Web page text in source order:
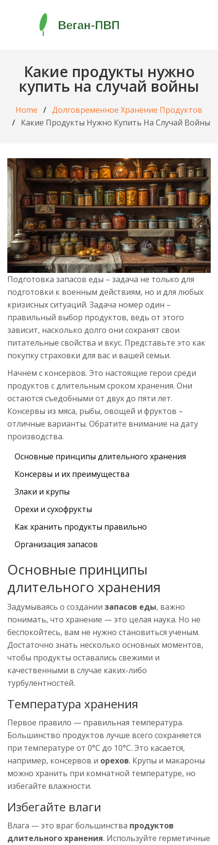
Какие продукты нужно
купить на случай войны
Home
Долговременное Хранение Продуктов
Какие Продукты Нужно Купить На Случай Войны
Подготовка запасов еды – задача не только для
подготовки к военным действиям, но и для любых
кризисных ситуаций. Задача номер один –
правильный выбор продуктов, ведь от этого
зависит, насколько долго они сохранят свои
питательные свойства и вкус. Представьте это как
покупку страховки для вас и вашей семьи.
Начнем с консервов. Это настоящие герои среди
продуктов с длительным сроком хранения. Они
остаются съедобными от двух до пяти лет.
Консервы из мяса, рыбы, овощей и фруктов –
отличные варианты. Обратите внимание на дату
производства.
Основные принципы длительного хранения
Консервы и их преимущества
Злаки и крупы
Орехи и сухофрукты
Как хранить продукты правильно
Организация запасов
Основные принципы
длительного хранения
Задумываясь о создании запасов еды, важно
понимать, что хранение — это целая наука. Но не
беспокойтесь, вам не нужно становиться ученым.
Достаточно знать несколько основных моментов,
чтобы продукты оставались свежими и
качественными в случае каких-либо
турбулентностей.
Температура хранения
Первое правило — правильная температура.
Большинство продуктов лучше всего сохраняется
при температуре от 0°C до 10°C. Это касается,
например, консервов и орехов. Крупы и макароны
можно хранить при комнатной температуре, но
избегайте влажности.
Избегайте влаги
Влага — это враг большинства продуктов
длительного хранения. Используйте герметичные